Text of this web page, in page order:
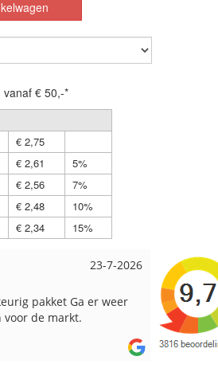
vanaf € 50,-*
€ 2,75
€ 2,61
5%
€ 2,56
7%
€ 2,48
10%
€ 2,34 15%
23-7-2026
pakket Ga er weer
voor de markt.
Hilde uit
Reeds
besteld,